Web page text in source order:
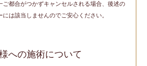
都合がつかずキャンセルされる場合、後述の
は該当しませんのでご安心ください。
への施術について